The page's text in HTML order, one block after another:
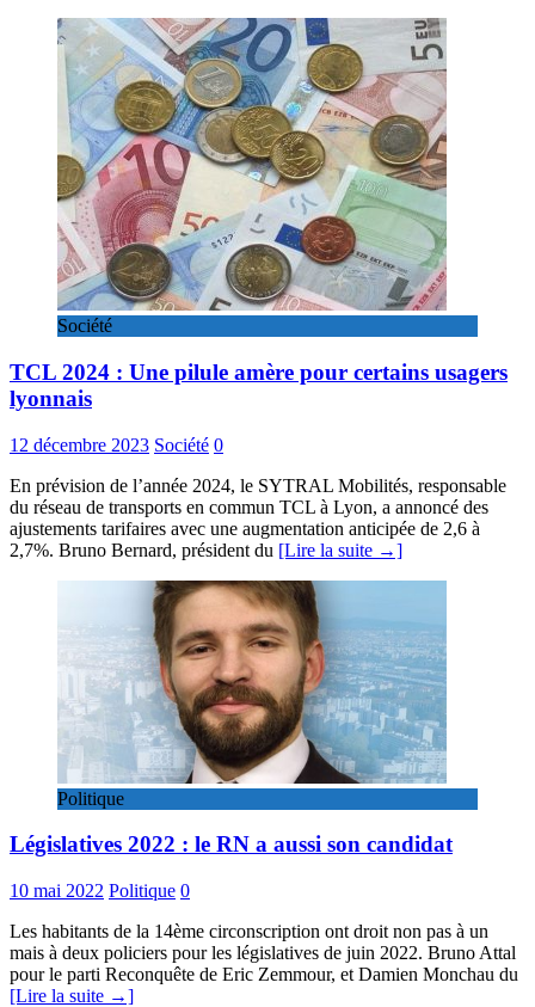
Société
TCL 2024 : Une pilule amère pour certains usagers
lyonnais
12 décembre 2023 Société 0
En prévision de l’année 2024, le SYTRAL Mobilités, responsable
du réseau de transports en commun TCL à Lyon, a annoncé des
ajustements tarifaires avec une augmentation anticipée de 2,6 à
2,7%. Bruno Bernard, président du [Lire la suite →]
Politique
Législatives 2022 : le RN a aussi son candidat
10 mai 2022 Politique 0
Les habitants de la 14ème circonscription ont droit non pas à un
mais à deux policiers pour les législatives de juin 2022. Bruno Attal
pour le parti Reconquête de Eric Zemmour, et Damien Monchau du
[Lire la suite →]